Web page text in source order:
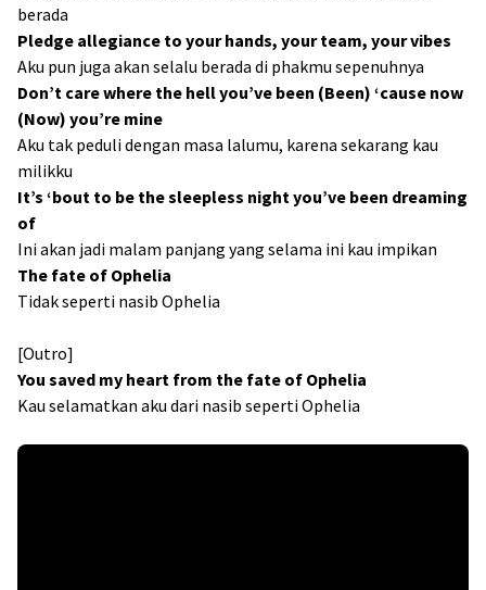
berada
Pledge allegiance to your hands, your team, your vibes
Aku pun juga akan selalu berada di phakmu sepenuhnya
Don’t care where the hell you’ve been (Been) ‘cause now
(Now) you’re mine
Aku tak peduli dengan masa lalumu, karena sekarang kau
milikku
It’s ‘bout to be the sleepless night you’ve been dreaming
of
Ini akan jadi malam panjang yang selama ini kau impikan
The fate of Ophelia
Tidak seperti nasib Ophelia
[Outro]
You saved my heart from the fate of Ophelia
Kau selamatkan aku dari nasib seperti Ophelia